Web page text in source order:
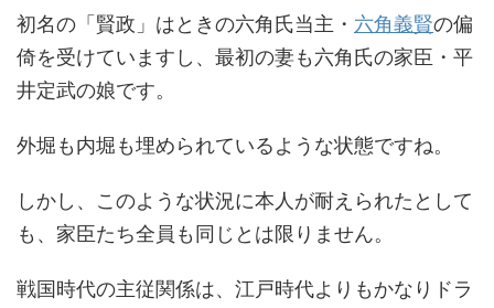
初名の「賢政」はときの六角氏当主・ 六角義賢の偏
倚を受けていますし、最初の妻も六角氏の家臣・平
井定武の娘です。
外堀も内堀も埋められているような状態ですね。
しかし、このような状況に本人が耐えられたとして
も、家臣たち全員も同じとは限りません。
戦国時代の主従関係は、江戸時代よりもかなりドラ